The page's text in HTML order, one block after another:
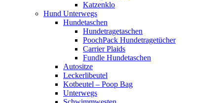
Katzenklo
Hund Unterwegs
Hundetaschen
Hundetragetaschen
PoochPack Hundetragetücher
Carrier Plaids
Fundle Hundetaschen
Autositze
Leckerlibeutel
Kotbeutel – Poop Bag
Unterwegs